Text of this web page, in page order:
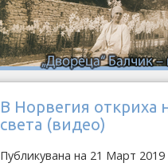
В Норвегия откриха
света (видео)
Публикувана на 21 Март 2019